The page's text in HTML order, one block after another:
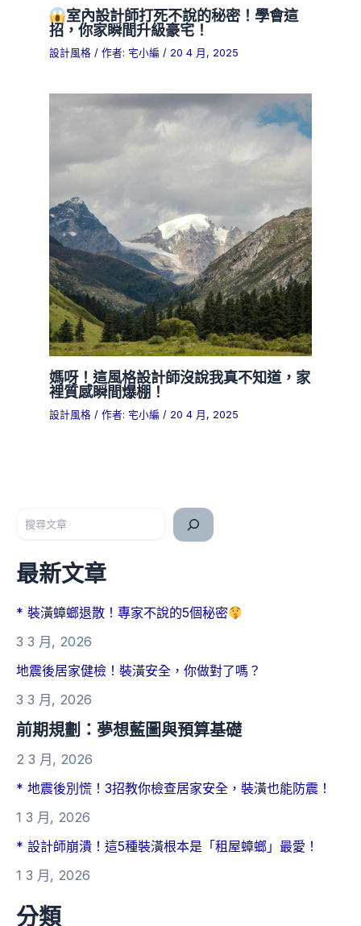
室內設計師打死不說的秘密！學會這
招，你家瞬間升級豪宅！
設計風格 / 作者: 宅小編 / 20 4 月, 2025
媽呀！這風格設計師沒說我真不知道，家
裡質感瞬間爆棚！
設計風格 / 作者: 宅小編 / 20 4 月, 2025
最新文章
* 裝潢蟑螂退散！專家不說的5個秘密
3 3 月, 2026
地震後居家健檢！裝潢安全，你做對了嗎？
3 3 月, 2026
前期規劃：夢想藍圖與預算基礎
2 3 月, 2026
* 地震後別慌！3招教你檢查居家安全，裝潢也能防震！
1 3 月, 2026
* 設計師崩潰！這5種裝潢根本是「租屋蟑螂」最愛！
1 3 月, 2026
分類